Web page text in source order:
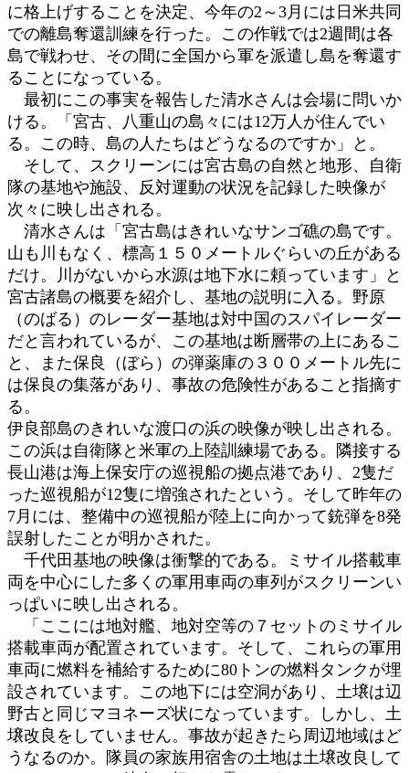
に格上げすることを決定、今年の2～3月には日米共同
での離島奪還訓練を行った。この作戦では2週間は各
島で戦わせ、その間に全国から軍を派遣し島を奪還す
ることになっている。
最初にこの事実を報告した清水さんは会場に問いか
ける。「宮古、八重山の島々には12万人が住んでい
る。この時、島の人たちはどうなるのですか」と。
そして、スクリーンには宮古島の自然と地形、自衛
隊の基地や施設、反対運動の状況を記録した映像が
次々に映し出される。
清水さんは「宮古島はきれいなサンゴ礁の島です。
山も川もなく、標高１５０メートルぐらいの丘がある
だけ。川がないから水源は地下水に頼っています」と
宮古諸島の概要を紹介し、基地の説明に入る。野原
（のばる）のレーダー基地は対中国のスパイレーダー
だと言われているが、この基地は断層帯の上にあるこ
と、また保良（ぼら）の弾薬庫の３００メートル先に
は保良の集落があり、事故の危険性があること指摘す
る。
伊良部島のきれいな渡口の浜の映像が映し出される。
この浜は自衛隊と米軍の上陸訓練場である。隣接する
長山港は海上保安庁の巡視船の拠点港であり、2隻だ
った巡視船が12隻に増強されたという。そして昨年の
7月には、整備中の巡視船が陸上に向かって銃弾を8発
誤射したことが明かされた。
千代田基地の映像は衝撃的である。ミサイル搭載車
両を中心にした多くの軍用車両の車列がスクリーンい
っぱいに映し出される。
「ここには地対艦、地対空等の７セットのミサイル
搭載車両が配置されています。そして、これらの軍用
車両に燃料を補給するために80トンの燃料タンクが埋
設されています。この地下には空洞があり、土壌は辺
野古と同じマヨネーズ状になっています。しかし、土
壌改良をしていません。事故が起きたら周辺地域はど
うなるのか。隊員の家族用宿舎の土地は土壌改良して